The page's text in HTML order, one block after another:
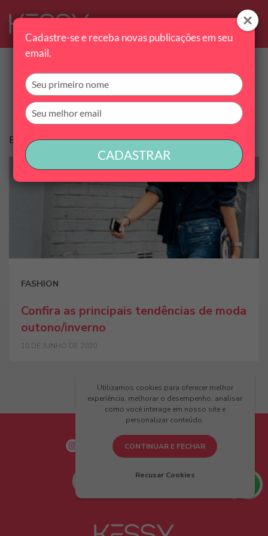
Tag:tendencia de moda
Encontramos 1 conteúdo
FASHION
Confira as principais tendências de moda
outono/inverno
10 DE JUNHO DE 2020
Utilizamos cookies para oferecer melhor
experiência, melhorar o desempenho, analisar
como você interage em nosso site e
personalizar conteúdo.
CONTINUAR E FECHAR
Recusar Cookies
Cadastre-se e receba novas publicações em seu
email.
Digite
seu
nome
Digite
seu
CADASTRAR